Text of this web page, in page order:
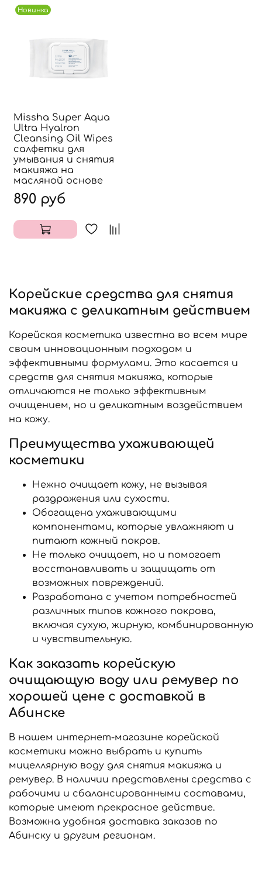
Новинка
Missha Super Aqua
Ultra Hyalron
Cleansing Oil Wipes
салфетки для
умывания и снятия
макияжа на
масляной основе
890 руб
Корейские средства для снятия
макияжа с деликатным действием
Корейская косметика известна во всем мире
своим инновационным подходом и
эффективными формулами. Это касается и
средств для снятия макияжа, которые
отличаются не только эффективным
очищением, но и деликатным воздействием
на кожу.
Преимущества ухаживающей
косметики
Нежно очищает кожу, не вызывая
раздражения или сухости.
Обогащена ухаживающими
компонентами, которые увлажняют и
питают кожный покров.
Не только очищает, но и помогает
восстанавливать и защищать от
возможных повреждений.
Разработана с учетом потребностей
различных типов кожного покрова,
включая сухую, жирную, комбинированную
и чувствительную.
Как заказать корейскую
очищающую воду или ремувер по
хорошей цене с доставкой в
Абинске
В нашем интернет-магазине корейской
косметики можно выбрать и купить
мицеллярную воду для снятия макияжа и
ремувер. В наличии представлены средства с
рабочими и сбалансированными составами,
которые имеют прекрасное действие.
Возможна удобная доставка заказов по
Абинску и другим регионам.